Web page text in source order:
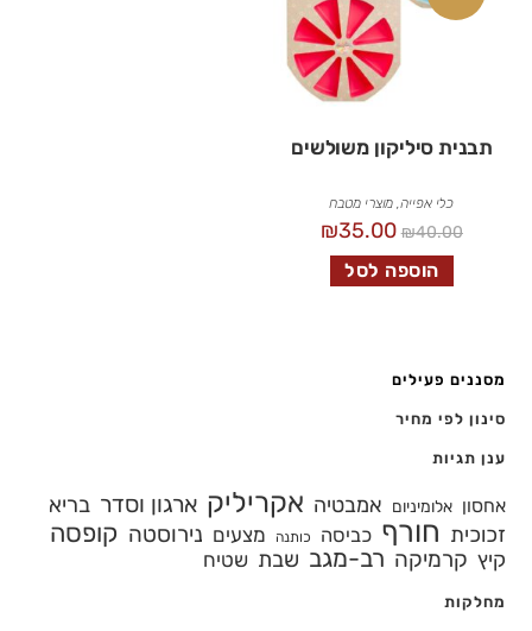
תבנית סיליקון משולשים
כלי אפייה, מוצרי מטבח
₪40.00
₪35.00
הוספה לסל
מסננים פעילים
סינון לפי מחיר
ענן תגיות
אחסון אלומיניום אמבטיה אקריליק ארגון וסדר בריא
זכוכית חורף כביסה כותנה מצעים נירוסטה קופסה
קיץ קרמיקה רב-מגב שבת שטיח
מחלקות